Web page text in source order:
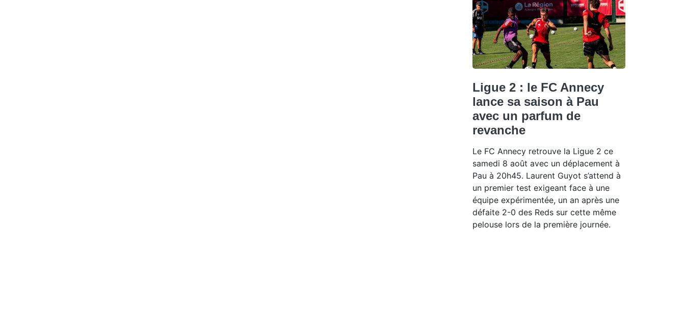
Ligue 2 : le FC Annecy
lance sa saison à Pau
avec un parfum de
revanche
Le FC Annecy retrouve la Ligue 2 ce
samedi 8 août avec un déplacement à
Pau à 20h45. Laurent Guyot s’attend à
un premier test exigeant face à une
équipe expérimentée, un an après une
défaite 2-0 des Reds sur cette même
pelouse lors de la première journée.